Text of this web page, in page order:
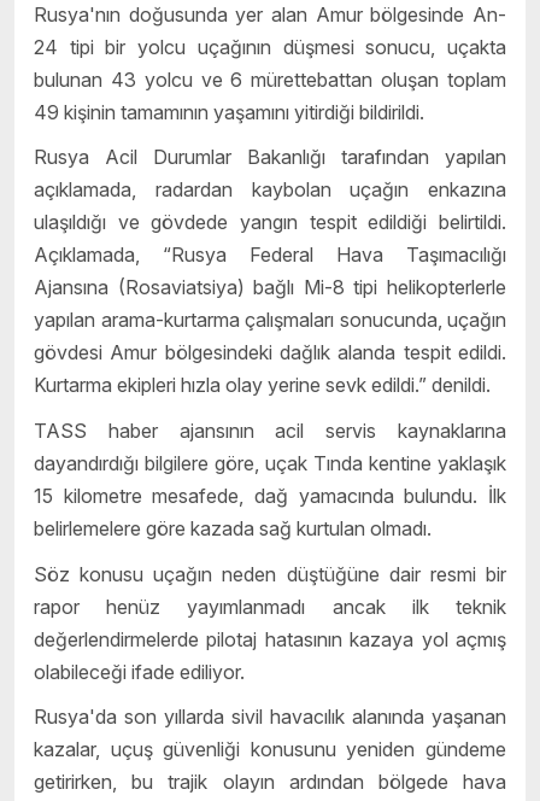
Rusya'nın doğusunda yer alan Amur bölgesinde An-
24 tipi bir yolcu uçağının düşmesi sonucu, uçakta
bulunan 43 yolcu ve 6 mürettebattan oluşan toplam
49 kişinin tamamının yaşamını yitirdiği bildirildi.
Rusya Acil Durumlar Bakanlığı tarafından yapılan
açıklamada, radardan kaybolan uçağın enkazına
ulaşıldığı ve gövdede yangın tespit edildiği belirtildi.
Açıklamada, “Rusya Federal Hava Taşımacılığı
Ajansına (Rosaviatsiya) bağlı Mi-8 tipi helikopterlerle
yapılan arama-kurtarma çalışmaları sonucunda, uçağın
gövdesi Amur bölgesindeki dağlık alanda tespit edildi.
Kurtarma ekipleri hızla olay yerine sevk edildi.” denildi.
TASS haber ajansının acil servis kaynaklarına
dayandırdığı bilgilere göre, uçak Tında kentine yaklaşık
15 kilometre mesafede, dağ yamacında bulundu. İlk
belirlemelere göre kazada sağ kurtulan olmadı.
Söz konusu uçağın neden düştüğüne dair resmi bir
rapor henüz yayımlanmadı ancak ilk teknik
değerlendirmelerde pilotaj hatasının kazaya yol açmış
olabileceği ifade ediliyor.
Rusya'da son yıllarda sivil havacılık alanında yaşanan
kazalar, uçuş güvenliği konusunu yeniden gündeme
getirirken, bu trajik olayın ardından bölgede hava